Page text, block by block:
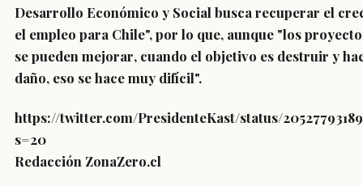
Desarrollo Económico y Social busca recuperar el
el empleo para Chile", por lo que, aunque "los
se pueden mejorar, cuando el objetivo es destruir y
daño, eso se hace muy difícil".
https://twitter.com/PresidenteKast/status/
s=20
Redacción ZonaZero.cl